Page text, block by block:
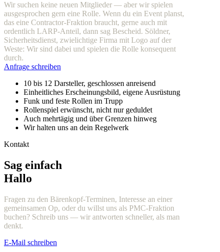
Wir suchen keine neuen Mitglieder — aber wir spielen
ausgesprochen gern eine Rolle. Wenn du ein Event planst,
das eine Contractor-Fraktion braucht, gerne auch mit
ordentlich LARP-Anteil, dann sag Bescheid. Söldner,
Sicherheitsdienst, zwielichtige Firma mit Logo auf der
Weste: Wir sind dabei und spielen die Rolle konsequent
durch.
Anfrage schreiben
10 bis 12 Darsteller, geschlossen anreisend
Einheitliches Erscheinungsbild, eigene Ausrüstung
Funk und feste Rollen im Trupp
Rollenspiel erwünscht, nicht nur geduldet
Auch mehrtägig und über Grenzen hinweg
Wir halten uns an dein Regelwerk
Kontakt
Sag einfach
Hallo
Fragen zu den Bärenkopf-Terminen, Interesse an einer
gemeinsamen Op, oder du willst uns als PMC-Fraktion
buchen? Schreib uns — wir antworten schneller, als man
denkt.
E-Mail schreiben